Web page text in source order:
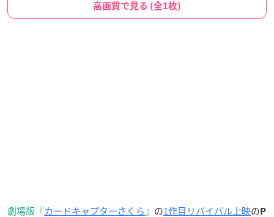
高画質で見る (全1枚)
劇場版『カードキャプターさくら』 の1作目リバイバル上映のP